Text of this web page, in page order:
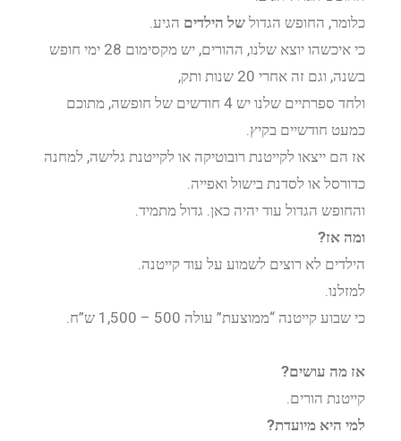
כלומר, החופש הגדול של הילדים הגיע.
כי איכשהו יוצא שלנו, ההורים, יש מקסימום 28 ימי חופש
בשנה, וגם זה אחרי 20 שנות ותק,
ולחד ספרתיים שלנו יש 4 חודשים של חופשה, מתוכם
כמעט חודשיים בקיץ.
אז הם ייצאו לקייטנת רובוטיקה או לקייטנת גלישה, למחנה
כדורסל או לסדנת בישול ואפייה.
והחופש הגדול עוד יהיה כאן. גדול מתמיד.
ומה אז?
הילדים לא רוצים לשמוע על עוד קייטנה.
למזלנו.
כי שבוע קייטנה “ממוצעת” עולה 500 – 1,500 ש”ח.
אז מה עושים?
קייטנת הורים.
למי היא מיועדת?